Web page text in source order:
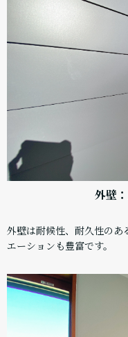
外壁
外壁は耐候性、耐久性のあ
エーションも豊富です。